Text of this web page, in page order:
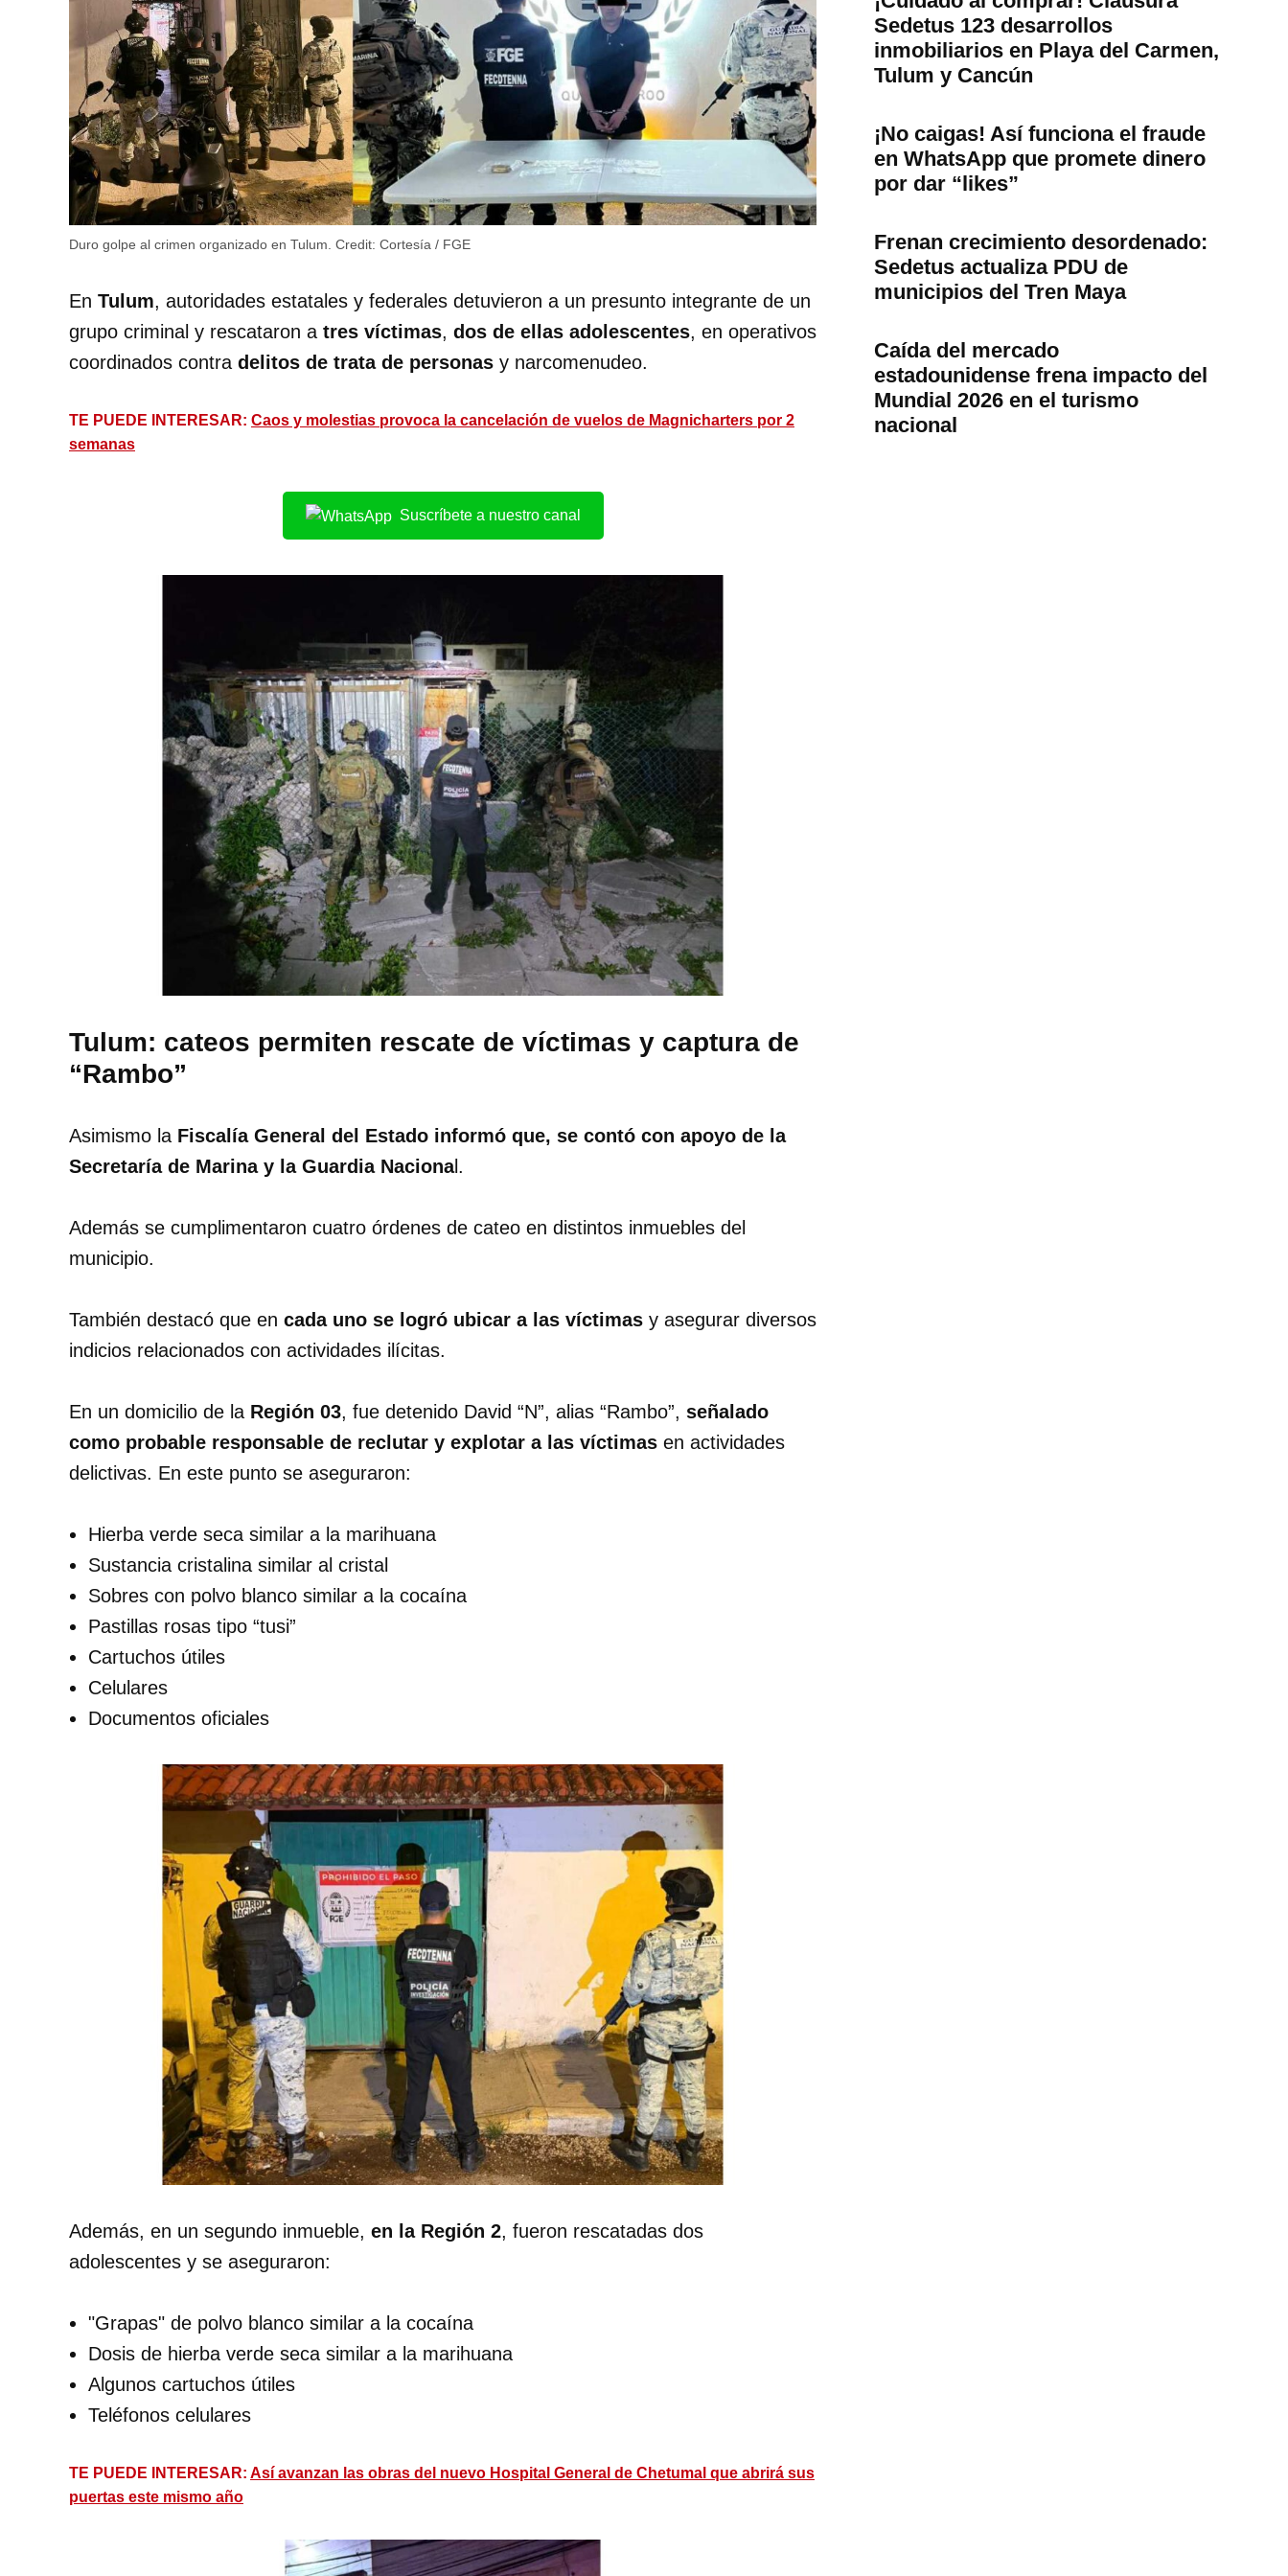
Duro golpe al crimen organizado en Tulum. Credit: Cortesía / FGE
En Tulum, autoridades estatales y federales detuvieron a un presunto integrante de un
grupo criminal y rescataron a tres víctimas, dos de ellas adolescentes, en operativos
coordinados contra delitos de trata de personas y narcomenudeo.
TE PUEDE INTERESAR: Caos y molestias provoca la cancelación de vuelos de Magnicharters por 2
semanas
Suscríbete a nuestro canal
Tulum: cateos permiten rescate de víctimas y captura de
“Rambo”
Asimismo la Fiscalía General del Estado informó que, se contó con apoyo de la
Secretaría de Marina y la Guardia Nacional.
Además se cumplimentaron cuatro órdenes de cateo en distintos inmuebles del
municipio.
También destacó que en cada uno se logró ubicar a las víctimas y asegurar diversos
indicios relacionados con actividades ilícitas.
En un domicilio de la Región 03, fue detenido David “N”, alias “Rambo”, señalado
como probable responsable de reclutar y explotar a las víctimas en actividades
delictivas. En este punto se aseguraron:
Hierba verde seca similar a la marihuana
Sustancia cristalina similar al cristal
Sobres con polvo blanco similar a la cocaína
Pastillas rosas tipo “tusi”
Cartuchos útiles
Celulares
Documentos oficiales
Además, en un segundo inmueble, en la Región 2, fueron rescatadas dos
adolescentes y se aseguraron:
"Grapas" de polvo blanco similar a la cocaína
Dosis de hierba verde seca similar a la marihuana
Algunos cartuchos útiles
Teléfonos celulares
TE PUEDE INTERESAR: Así avanzan las obras del nuevo Hospital General de Chetumal que abrirá sus
puertas este mismo año
Sedetus 123 desarrollos
inmobiliarios en Playa del Carmen,
Tulum y Cancún
¡No caigas! Así funciona el fraude
en WhatsApp que promete dinero
por dar “likes”
Frenan crecimiento desordenado:
Sedetus actualiza PDU de
municipios del Tren Maya
Caída del mercado
estadounidense frena impacto del
Mundial 2026 en el turismo
nacional